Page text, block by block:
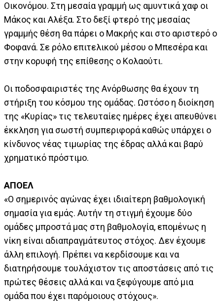
Οικονόμου. Στη μεσαία γραμμή ως αμυντικά χαφ οι
Μάκος και Αλέξα. Στο δεξί φτερό της μεσαίας
γραμμής θέση θα πάρει ο Μακρής και στο αριστερό ο
Φοφανά. Σε ρόλο επιτελικού μέσου ο Μπεσέρα και
στην κορυφή της επίθεσης ο Κολαούτι.
Οι ποδοσφαιριστές της Ανόρθωσης θα έχουν τη
στήριξη του κόσμου της ομάδας. Ωστόσο η διοίκηση
της «Κυρίας» τις τελευταίες ημέρες έχει απευθύνει
έκκληση για σωστή συμπεριφορά καθώς υπάρχει ο
κίνδυνος νέας τιμωρίας της έδρας αλλά και βαρύ
χρηματικό πρόστιμο.
ΑΠΟΕΛ
«Ο σημερινός αγώνας έχει ιδιαίτερη βαθμολογική
σημασία για εμάς. Αυτήν τη στιγμή έχουμε δύο
ομάδες μπροστά μας στη βαθμολογία, επομένως η
νίκη είναι αδιαπραγμάτευτος στόχος. Δεν έχουμε
άλλη επιλογή. Πρέπει να κερδίσουμε και να
διατηρήσουμε τουλάχιστον τις αποστάσεις από τις
πρώτες θέσεις αλλά και να ξεφύγουμε από μια
ομάδα που έχει παρόμοιους στόχους».